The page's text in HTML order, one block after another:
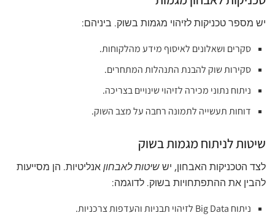
יש מספר טכניקות לזיהוי מגמות בשוק. ביניהם:
סקרים ושאלונים לאיסוף מידע מהלקוחות.
סקירות שוק להבנת התנהלות המתחרים.
ניתוח נתוני מכירה לזיהוי שינויים בצריכה.
דוחות תעשייה לתמונה רחבה על מצב השוק.
שיטות לניתוח מגמות בשוק
לצד הטכניקות האבחון, יששיטות לאבחוןאנליטיות. הן מסייעות
להבין את ההתפתחויות בשוק. לדוגמה:
ניתוח Big Data לזיהוי תבניות והעדפות צרכניות.